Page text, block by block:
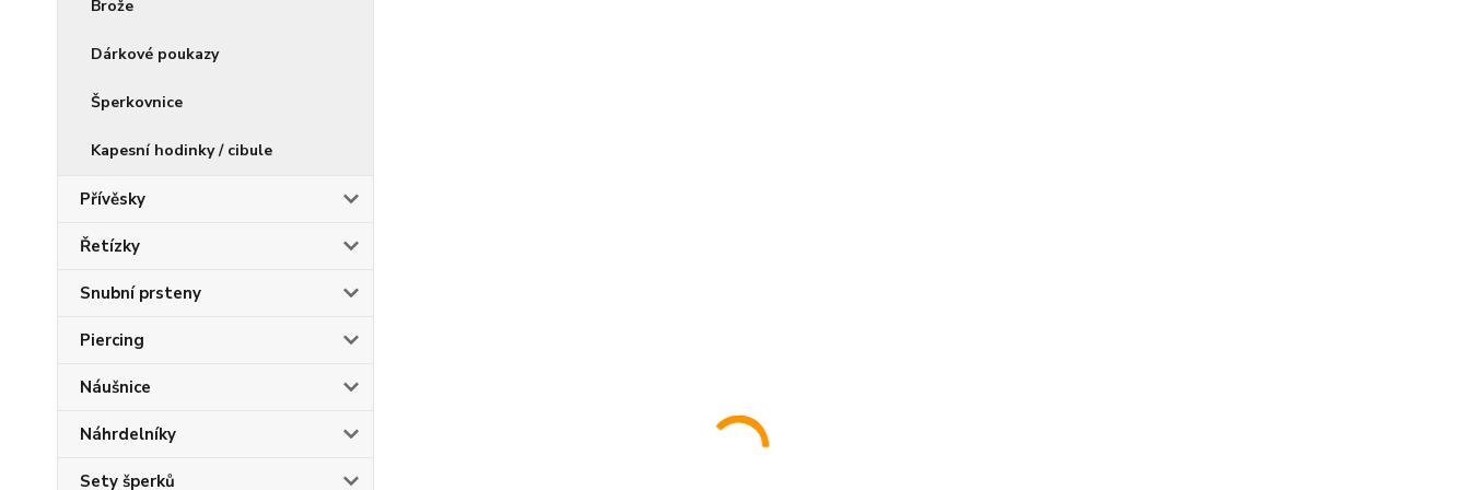
Brože
Dárkové poukazy
Šperkovnice
Kapesní hodinky / cibule
Přívěsky
Řetízky
Snubní prsteny
Piercing
Náušnice
Náhrdelníky
Sety šperků